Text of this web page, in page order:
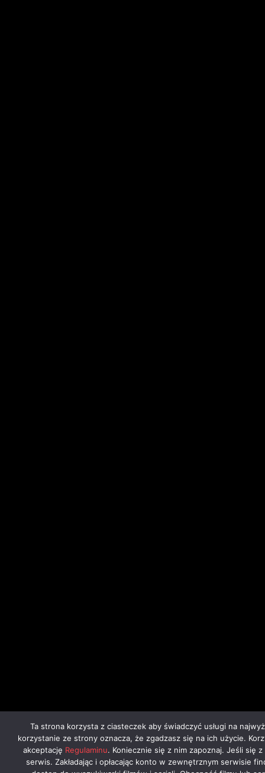
Ta strona korzysta z ciasteczek aby świadczyć usługi na
korzystanie ze strony oznacza, że zgadzasz się na ich użycie.
akceptację Regulaminu. Koniecznie się z nim zapoznaj. Jeśli się
serwis. Zakładając i opłacając konto w zewnętrznym serwisie